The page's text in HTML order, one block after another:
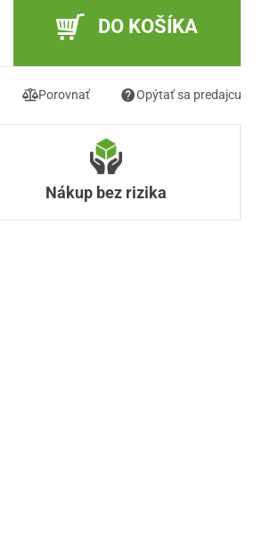
DO KOŠÍKA
Porovnať Opýtať sa predajcu
Nákup bez rizika